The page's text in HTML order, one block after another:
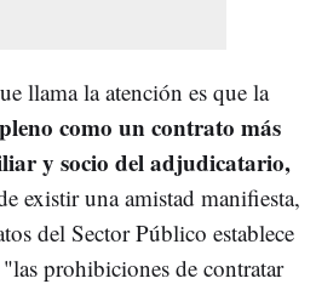
llama la atención es que la
como un contrato más
y socio del adjudicatario,
existir una amistad manifiesta,
del Sector Público establece
prohibiciones de contratar